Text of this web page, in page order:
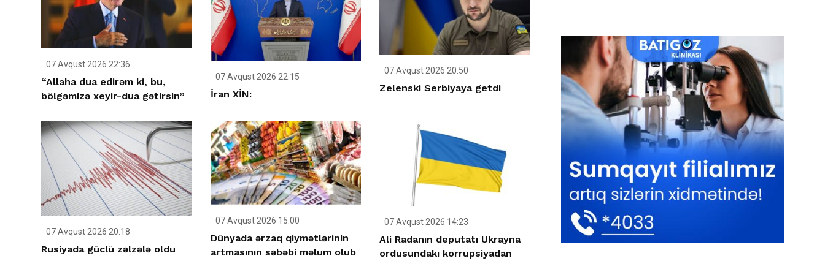
07 Avqust 2026 22:36
“Allaha dua edirəm ki, bu,
bölgəmizə xeyir-dua gətirsin”
07 Avqust 2026 22:15
İran XİN:
07 Avqust 2026 20:50
Zelenski Serbiyaya getdi
07 Avqust 2026 20:18
Rusiyada güclü zəlzələ oldu
07 Avqust 2026 15:00
Dünyada ərzaq qiymətlərinin
artmasının səbəbi məlum olub
07 Avqust 2026 14:23
Ali Radanın deputatı Ukrayna
ordusundakı korrupsiyadan